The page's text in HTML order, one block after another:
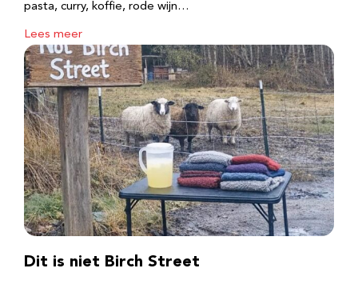
pasta, curry, koffie, rode wijn…
Lees meer
Dit is niet Birch Street